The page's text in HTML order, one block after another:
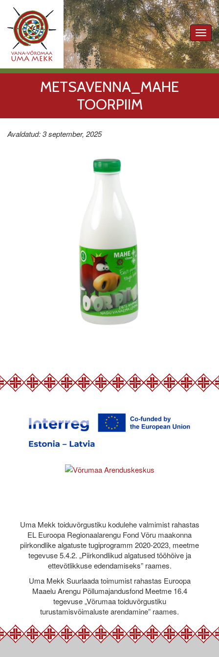
METSAVENNA_MAHE
TOORPIIM
Avaldatud: 3 september, 2025
Uma Mekk toiduvõrgustiku kodulehe valmimist rahastas
EL Euroopa Regionaalarengu Fond Võru maakonna
piirkondlike algatuste tugiprogramm 2020-2023, meetme
tegevuse 5.4.2. „Piirkondlikud algatused tööhõive ja
ettevõtlikkuse edendamiseks” raames.
Uma Mekk Suurlaada toimumist rahastas Euroopa
Maaelu Arengu Põllumajandusfond Meetme 16.4
tegevuse „Võrumaa toiduvõrgustiku
turustamisvõimaluste arendamine” raames.